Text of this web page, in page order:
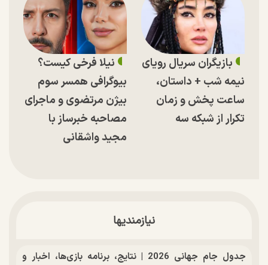
بازیگران سریال رویای
نیمه شب + داستان،
ساعت پخش و زمان
تکرار از شبکه سه
نیلا فرخی کیست؟
بیوگرافی همسر سوم
بیژن مرتضوی و ماجرای
مصاحبه خبرساز با
مجید واشقانی
نیازمندیها
جدول جام جهانی 2026 | نتایج، برنامه بازی‌ها، اخبار و